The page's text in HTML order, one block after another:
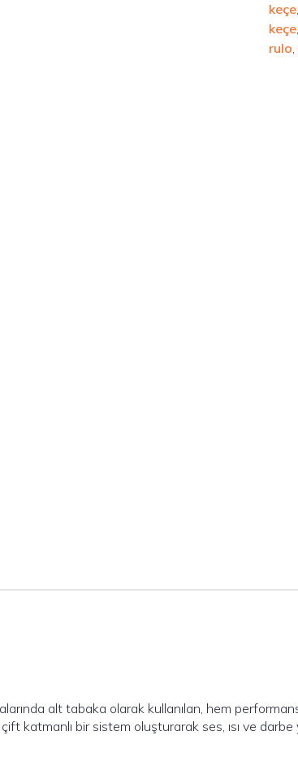
keçe,
keçe,
rulo,
alt tabaka olarak kullanılan, hem
katmanlı bir sistem oluşturarak ses, ısı ve darbe